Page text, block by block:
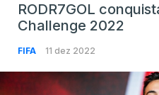
RODR7GOL
Challenge 2022
FIFA 11 dez 2022